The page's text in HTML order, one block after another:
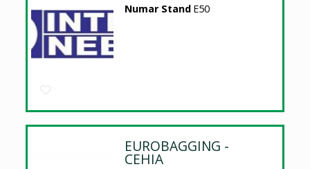
Numar Stand E50
EUROBAGGING -
CEHIA